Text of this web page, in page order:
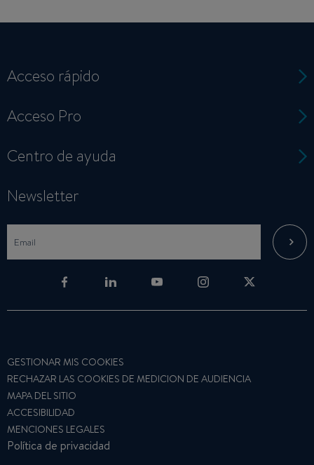
Acceso rápido
Acceso Pro
Centro de ayuda
Newsletter
GESTIONAR MIS COOKIES
RECHAZAR LAS COOKIES DE MEDICION DE AUDIENCIA
MAPA DEL SITIO
ACCESIBILIDAD
MENCIONES LEGALES
Política de privacidad